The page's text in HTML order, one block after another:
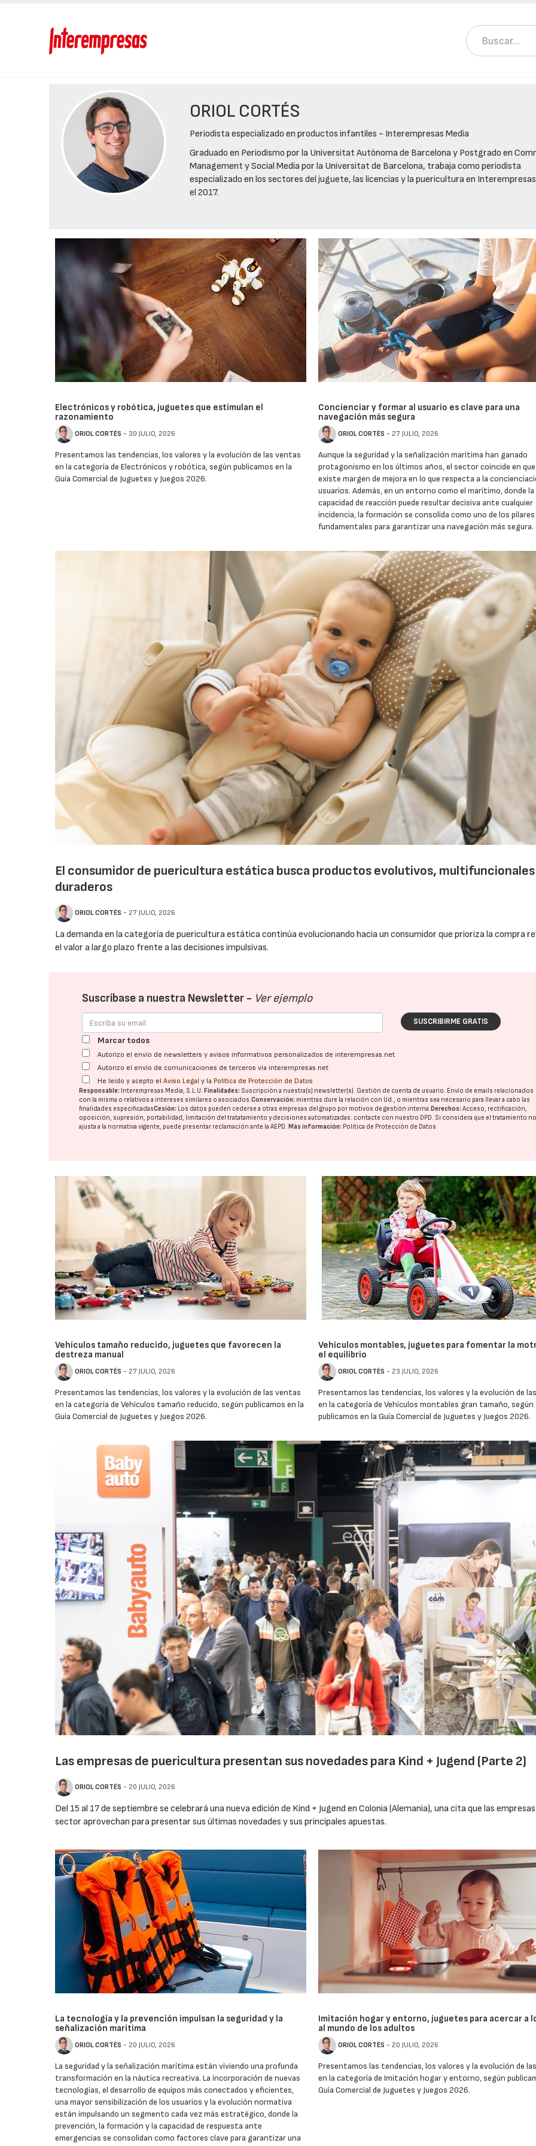
ORIOL CORTÉS
Periodista especializado en productos infantiles - Interempresas Media
Graduado en Periodismo por la Universitat Autònoma de Barcelona y Postgrado en
Management y Social Media por la Universitat de Barcelona, trabaja como periodista
especializado en los sectores del juguete, las licencias y la puericultura en
el 2017.
Electrónicos y robótica, juguetes que estimulan el
razonamiento
ORIOL CORTÉS - 30 JULIO, 2026
Presentamos las tendencias, los valores y la evolución de las ventas
en la categoría de Electrónicos y robótica, según publicamos en la
Guía Comercial de Juguetes y Juegos 2026.
Concienciar y formar al usuario es clave para una
navegación más segura
ORIOL CORTÉS - 27 JULIO, 2026
Aunque la seguridad y la señalización marítima han ganado
protagonismo en los últimos años, el sector coincide en
existe margen de mejora en lo que respecta a la
usuarios. Además, en un entorno como el marítimo, donde la
capacidad de reacción puede resultar decisiva ante cualquier
incidencia, la formación se consolida como uno de los pilares
fundamentales para garantizar una navegación más segura.
El consumidor de puericultura estática busca productos evolutivos,
duraderos
ORIOL CORTÉS - 27 JULIO, 2026
La demanda en la categoría de puericultura estática continúa evolucionando hacia un consumidor que prioriza la compra
el valor a largo plazo frente a las decisiones impulsivas.
Suscríbase a nuestra Newsletter - Ver ejemplo
SUSCRIBIRME GRATIS
Marcar todos
Autorizo el envío de newsletters y avisos informativos personalizados de interempresas.net
Autorizo el envío de comunicaciones de terceros vía interempresas.net
He leído y acepto el Aviso Legal y la Política de Protección de Datos
Responsable: Interempresas Media, S.L.U. Finalidades: Suscripción a nuestra(s) newsletter(s). Gestión de cuenta de usuario. Envío de emails relacionados
con la misma o relativos a intereses similares o asociados.Conservación: mientras dure la relación con Ud., o mientras sea necesario para llevar a cabo las
finalidades especificadasCesión: Los datos pueden cederse a otras empresas del grupo por motivos de gestión interna. Derechos: Acceso, rectificación,
oposición, supresión, portabilidad, limitación del tratatamiento y decisiones automatizadas: contacte con nuestro DPD. Si considera que el tratamiento
ajusta a la normativa vigente, puede presentar reclamación ante la AEPD. Más información: Política de Protección de Datos
Vehículos tamaño reducido, juguetes que favorecen la
destreza manual
ORIOL CORTÉS - 27 JULIO, 2026
Presentamos las tendencias, los valores y la evolución de las ventas
en la categoría de Vehículos tamaño reducido, según publicamos en la
Guía Comercial de Juguetes y Juegos 2026.
Vehículos montables, juguetes para fomentar la
el equilibrio
ORIOL CORTÉS - 23 JULIO, 2026
Presentamos las tendencias, los valores y la evolución de
en la categoría de Vehículos montables gran tamaño, según
publicamos en la Guía Comercial de Juguetes y Juegos 2026.
Las empresas de puericultura presentan sus novedades para Kind + Jugend (Parte 2)
ORIOL CORTÉS - 20 JULIO, 2026
Del 15 al 17 de septiembre se celebrará una nueva edición de Kind + Jugend en Colonia (Alemania), una cita que las
sector aprovechan para presentar sus últimas novedades y sus principales apuestas.
La tecnología y la prevención impulsan la seguridad y la
señalización marítima
ORIOL CORTÉS - 20 JULIO, 2026
La seguridad y la señalización marítima están viviendo una profunda
transformación en la náutica recreativa. La incorporación de nuevas
tecnologías, el desarrollo de equipos más conectados y eficientes,
una mayor sensibilización de los usuarios y la evolución normativa
están impulsando un segmento cada vez más estratégico, donde la
prevención, la formación y la capacidad de respuesta ante
emergencias se consolidan como factores clave para garantizar una
Imitación hogar y entorno, juguetes para acercar a
al mundo de los adultos
ORIOL CORTÉS - 20 JULIO, 2026
Presentamos las tendencias, los valores y la evolución de
en la categoría de Imitación hogar y entorno, según
Guía Comercial de Juguetes y Juegos 2026.